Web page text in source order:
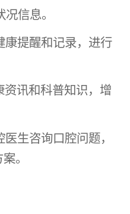
信息。
提醒和记录，进行
讯和科普知识，增
生咨询口腔问题，
。